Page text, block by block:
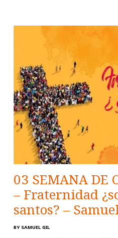
03 SEMANA DE
– Fraternidad
santos? –
BY SAMUEL GIL